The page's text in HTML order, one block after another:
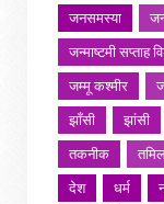
जनसमस्या
जन्माष्टमी
जम्मू कश्मीर
झाँसी
झांसी
तकनीक
देश
धर्म